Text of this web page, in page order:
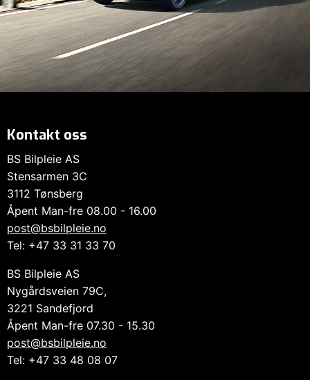
Kontakt oss
BS Bilpleie AS
Stensarmen 3C
3112 Tønsberg
Åpent Man-fre 08.00 - 16.00
post@bsbilpleie.no
Tel: +47 33 31 33 70
BS Bilpleie AS
Nygårdsveien 79C,
3221 Sandefjord
Åpent Man-fre 07.30 - 15.30
post@bsbilpleie.no
Tel: +47 33 48 08 07